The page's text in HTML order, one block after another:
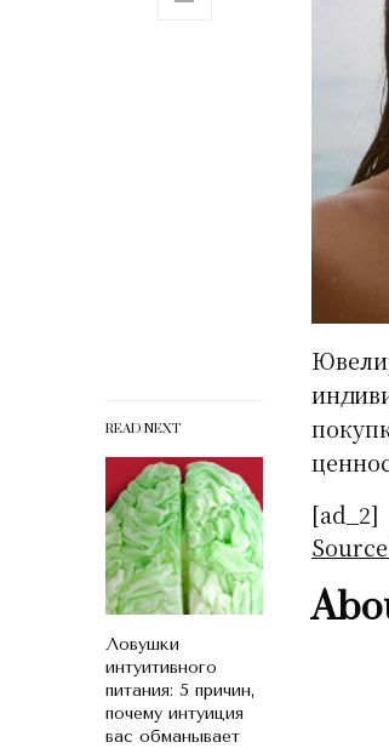
READ NEXT
Ловушки
интуитивного
питания: 5 причин,
почему интуиция
вас обманывает
[ad_2]